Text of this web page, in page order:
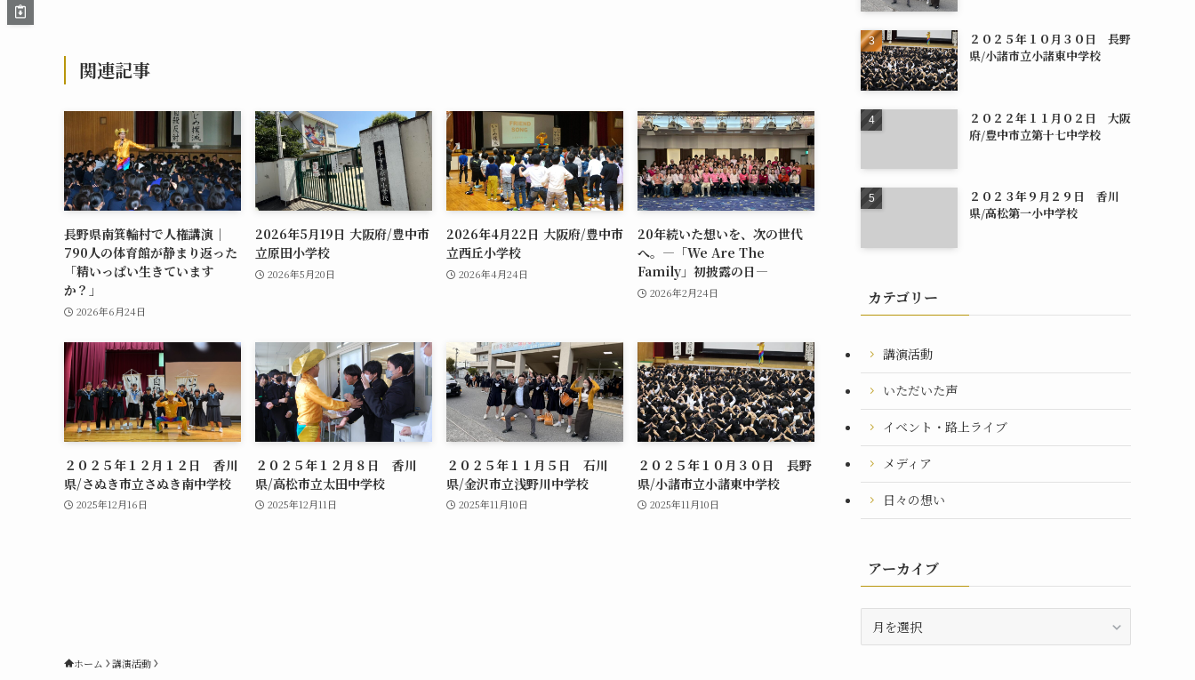
関連記事
長野県南箕輪村で人権講演｜
790人の体育館が静まり返った
「精いっぱい生きています
か？」
2026年6月24日
2026年5月19日 大阪府/豊中市
立原田小学校
2026年5月20日
2026年4月22日 大阪府/豊中市
立西丘小学校
2026年4月24日
20年続いた想いを、次の世代
へ。―「We Are The
Family」初披露の日―
2026年2月24日
２０２５年１２月１２日 香川
県/さぬき市立さぬき南中学校
2025年12月16日
２０２５年１２月８日 香川
県/高松市立太田中学校
2025年12月11日
２０２５年１１月５日 石川
県/金沢市立浅野川中学校
2025年11月10日
２０２５年１０月３０日 長野
県/小諸市立小諸東中学校
2025年11月10日
２０２５年１０月３０日 長野
県/小諸市立小諸東中学校
２０２２年１１月０２日 大阪
府/豊中市立第十七中学校
２０２３年９月２９日 香川
県/高松第一小中学校
カテゴリー
講演活動
いただいた声
イベント・路上ライブ
メディア
日々の想い
アーカイブ
ホーム 講演活動